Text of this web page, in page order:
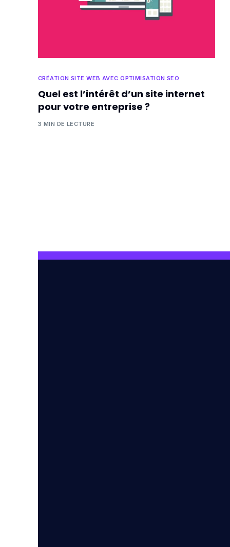
CRÉATION SITE WEB AVEC OPTIMISATION SEO
Quel est l’intérêt d’un site internet
pour votre entreprise ?
3 MIN DE LECTURE